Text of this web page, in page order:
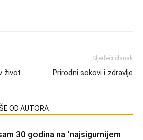
život
Sljedeći članak
Prirodni sokovi i zdravlje
OD AUTORA
30 godina na ‘najsigurnijem